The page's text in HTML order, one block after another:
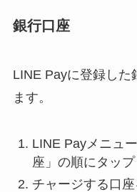
銀行口座
LINE Payに登録した
ます。
LINE Payメニュ
座」の順にタップ
チャージする口